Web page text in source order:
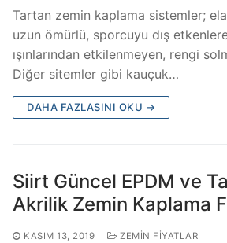
Tartan zemin kaplama sistemler;
uzun ömürlü, sporcuyu dış
ışınlarından etkilenmeyen, rengi
Diğer sitemler gibi kauçuk…
DAHA FAZLASINI OKU →
Siirt Güncel EPDM ve
Akrilik Zemin Kaplama
KASIM 13, 2019 ZEMIN FIYATLARI